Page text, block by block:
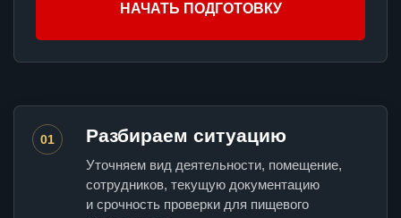
НАЧАТЬ ПОДГОТОВКУ
01 Разбираем ситуацию
Уточняем вид деятельности, помещение,
сотрудников, текущую документацию
и срочность проверки для пищевого